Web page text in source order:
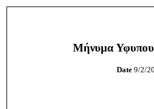
Μήνυμα
Date 9/2/